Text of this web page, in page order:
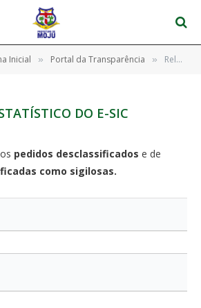
Inicial » Portal da Transparência » Relatório Estatístico do e-SIC
DO E-SIC
pedidos desclassificados e de
como sigilosas.